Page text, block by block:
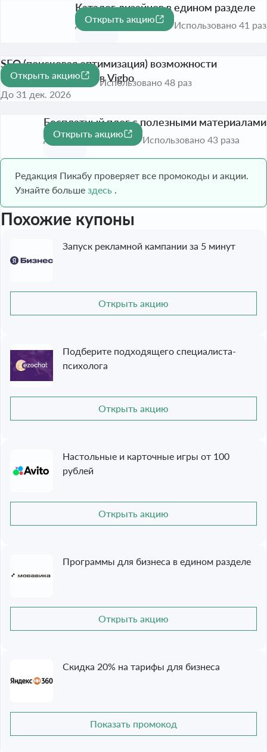
Каталог дизайнов в едином разделе
До 31 дек. 2026
Открыть акцию
Использовано 41 раз
SEO (поисковая оптимизация) возможности
конструктора сайтов Vigbo
До 31 дек. 2026
Открыть акцию
Использовано 48 раз
Бесплатный плог с полезными материалами
До 31 дек. 2026
Открыть акцию
Использовано 43 раза
Редакция Пикабу проверяет все промокоды и акции.
Узнайте больше здесь .
Похожие купоны
Запуск рекламной кампании за 5 минут
Открыть акцию
Подберите подходящего специалиста-
психолога
Открыть акцию
Настольные и карточные игры от 100
рублей
Открыть акцию
Программы для бизнеса в едином разделе
Открыть акцию
Скидка 20% на тарифы для бизнеса
Показать промокод